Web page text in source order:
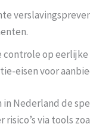
controle op
eisen voor
in Nederland de
via tools